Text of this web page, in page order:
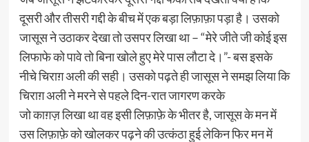
दूसरी और तीसरी गद्दी के बीच में एक बड़ा लिफ़ाफ़ा पड़ा है। उसको
जासूस ने उठाकर देखा तो उसपर लिखा था – “मेरे जीते जी कोई इस
लिफाफे को पावे तो बिना खोले हुए मेरे पास लौटा दे।”- बस इसके
नीचे चिराग़ अली की सही। उसको पढ़ते ही जासूस ने समझ लिया कि
चिराग़ अली ने मरने से पहले दिन-रात जागरण करके
जो काग़ज़ लिखा था वह इसी लिफ़ाफ़े के भीतर है, जासूस के मन में
उस लिफ़ाफ़े को खोलकर पढ़ने की उत्कंठा हुई लेकिन फिर मन में